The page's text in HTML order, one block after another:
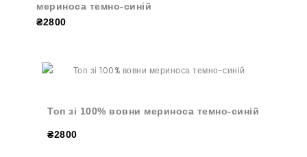
мериноса темно-синій
₴2800
Топ зі 100% вовни мериноса темно-синій
₴2800